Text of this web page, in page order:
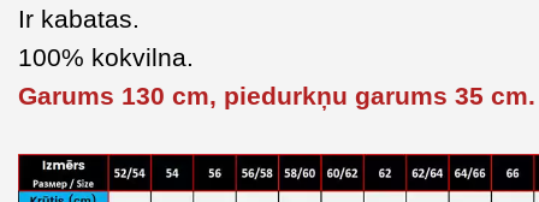
Ir kabatas.
100% kokvilna.
Garums 130 cm, piedurkņu garums 35 cm.